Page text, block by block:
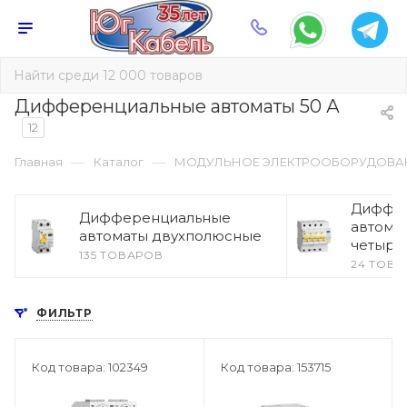
Дифференциальные автоматы 50 А
12
Главная — Каталог — МОДУЛЬНОЕ
Дифференциальные
автоматы двухполюсные
135 ТОВАРОВ
24
ФИЛЬТР
Код товара: 102349 Код товара: 153715